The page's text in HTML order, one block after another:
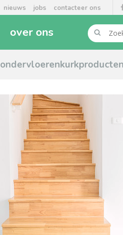
nieuws jobs contacteer ons
ondervloeren
over ons